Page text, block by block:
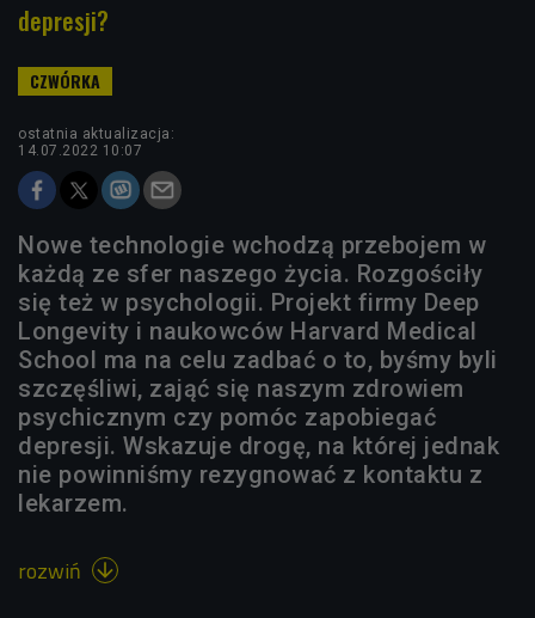
depresji?
ostatnia aktualizacja:
14.07.2022 10:07
Nowe technologie wchodzą przebojem w
każdą ze sfer naszego życia. Rozgościły
się też w psychologii. Projekt firmy Deep
Longevity i naukowców Harvard Medical
School ma na celu zadbać o to, byśmy byli
szczęśliwi, zająć się naszym zdrowiem
psychicznym czy pomóc zapobiegać
depresji. Wskazuje drogę, na której jednak
nie powinniśmy rezygnować z kontaktu z
lekarzem.
rozwiń 